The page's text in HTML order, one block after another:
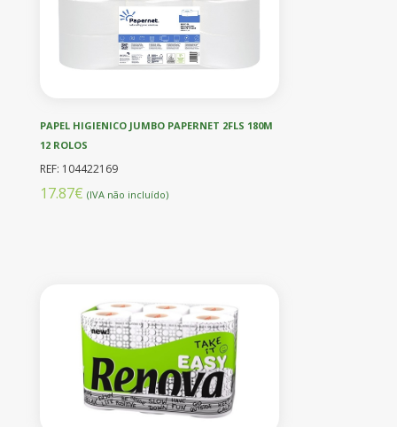
PAPEL HIGIENICO JUMBO PAPERNET 2FLS 180M
12 ROLOS
REF: 104422169
17.87€ (IVA não incluído)